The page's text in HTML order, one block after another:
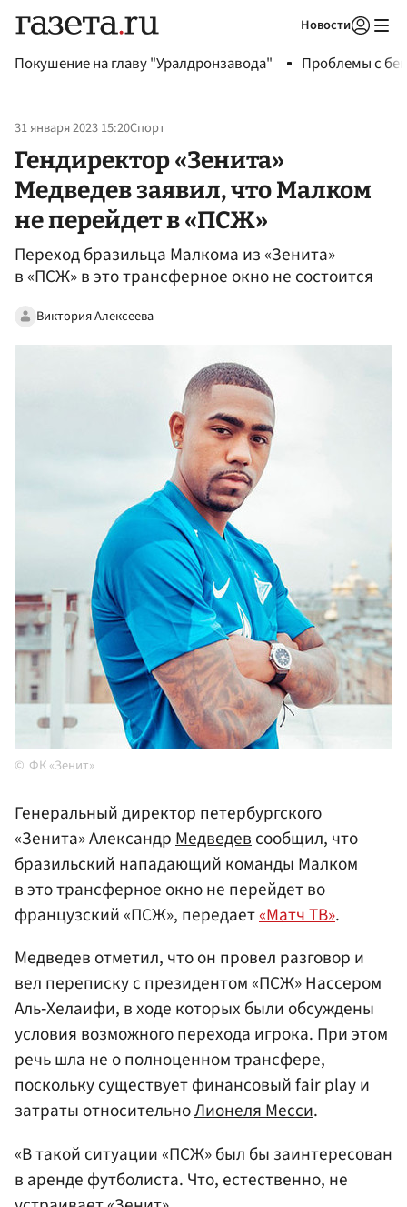
Новости
Покушение на главу "Уралдронзавода" Проблемы с
31 января 2023 15:20Спорт
Гендиректор «Зенита»
Медведев заявил, что Малком
не перейдет в «ПСЖ»
Переход бразильца Малкома из «Зенита»
в «ПСЖ» в это трансферное окно не состоится
Виктория Алексеева
ФК «Зенит»
Генеральный директор петербургского
«Зенита» АлександрМедведевсообщил, что
бразильский нападающий команды Малком
в это трансферное окно не перейдет во
французский «ПСЖ», передает«Матч ТВ».
Медведев отметил, что он провел разговор и
вел переписку с президентом «ПСЖ» Нассером
Аль‑Хелаифи, в ходе которых были обсуждены
условия возможного перехода игрока. При этом
речь шла не о полноценном трансфере,
поскольку существует финансовый fair play и
затраты относительноЛионеля Месси.
«В такой ситуации «ПСЖ» был бы заинтересован
в аренде футболиста. Что, естественно, не